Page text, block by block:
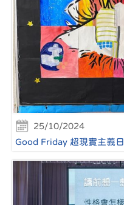
25/10/2024
Good Friday 超現實主義日